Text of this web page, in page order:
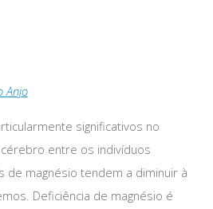
Anjo
significativos no
entre os indivíduos
de magnésio tendem a diminuir à
Deficiência de magnésio é